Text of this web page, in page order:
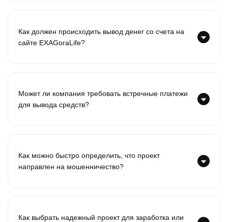
Как должен происходить вывод денег со счета на
сайте EXAGoraLife?
Может ли компания требовать встречные платежи
для вывода средств?
Как можно быстро определить, что проект
направлен на мошенничество?
Как выбрать надежный проект для заработка или